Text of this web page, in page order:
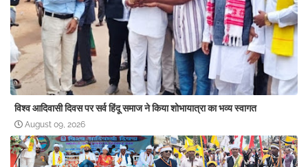
विश्व आदिवासी दिवस पर सर्व हिंदू समाज ने किया शोभायात्रा का भव्य स्वागत
August 09, 2026